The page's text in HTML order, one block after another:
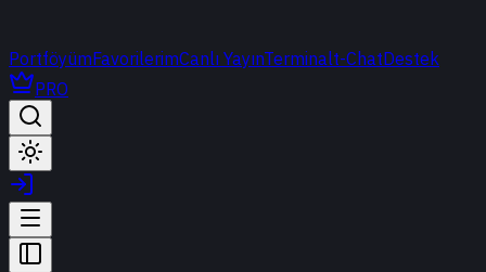
PortföyümFavorilerimCanlı YayınTerminalt-ChatDestek
PRO